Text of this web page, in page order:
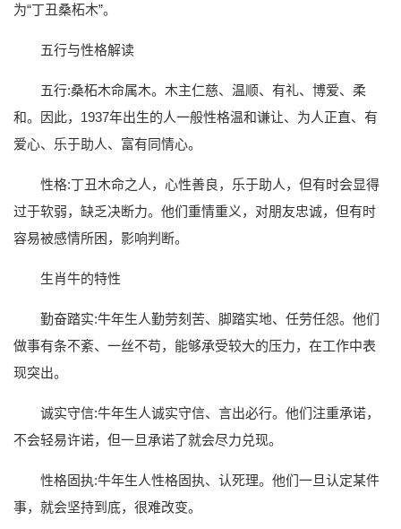
为“丁丑桑柘木”。
五行与性格解读
五行:桑柘木命属木。木主仁慈、温顺、有礼、博爱、柔
和。因此，1937年出生的人一般性格温和谦让、为人正直、有
爱心、乐于助人、富有同情心。
性格:丁丑木命之人，心性善良，乐于助人，但有时会显得
过于软弱，缺乏决断力。他们重情重义，对朋友忠诚，但有时
容易被感情所困，影响判断。
生肖牛的特性
勤奋踏实:牛年生人勤劳刻苦、脚踏实地、任劳任怨。他们
做事有条不紊、一丝不苟，能够承受较大的压力，在工作中表
现突出。
诚实守信:牛年生人诚实守信、言出必行。他们注重承诺，
不会轻易许诺，但一旦承诺了就会尽力兑现。
性格固执:牛年生人性格固执、认死理。他们一旦认定某件
事，就会坚持到底，很难改变。